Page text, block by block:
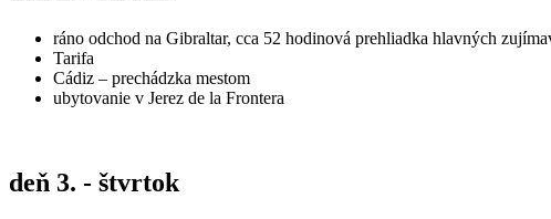
ráno odchod na Gibraltar, cca 52 hodinová prehliadka hlavných
Tarifa
Cádiz – prechádzka mestom
ubytovanie v Jerez de la Frontera
deň 3. - štvrtok